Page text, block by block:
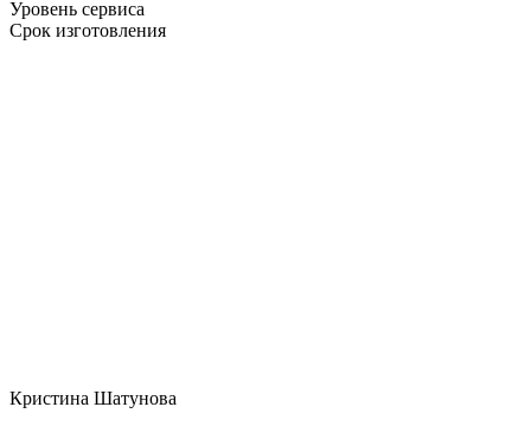
Уровень сервиса
Срок изготовления
Кристина Шатунова